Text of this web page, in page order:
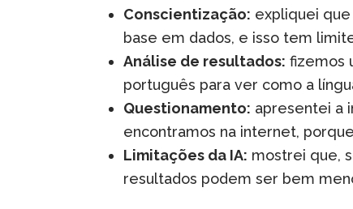
Conscientização: expliquei
base em dados, e isso tem
Análise de resultados: fizemos
português para ver como a
Questionamento: apresentei a
encontramos na internet,
Limitações da IA: mostrei que,
resultados podem ser bem